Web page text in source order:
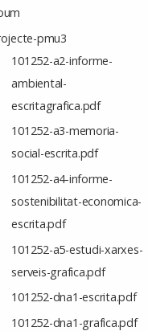
pmu3
101252-a2-informe-
ambiental-
escritagrafica.pdf
101252-a3-memoria-
social-escrita.pdf
101252-a4-informe-
sostenibilitat-economica-
escrita.pdf
101252-a5-estudi-xarxes-
serveis-grafica.pdf
101252-dna1-escrita.pdf
101252-dna1-grafica.pdf